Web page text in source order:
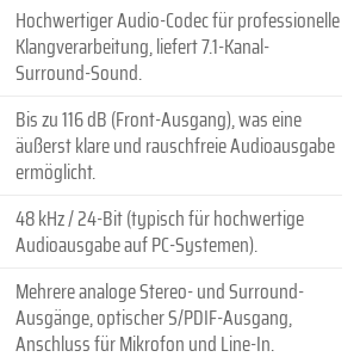
Hochwertiger Audio-Codec für professionelle
Klangverarbeitung, liefert 7.1-Kanal-
Surround-Sound.
Bis zu 116 dB (Front-Ausgang), was eine
äußerst klare und rauschfreie Audioausgabe
ermöglicht.
48 kHz / 24-Bit (typisch für hochwertige
Audioausgabe auf PC-Systemen).
Mehrere analoge Stereo- und Surround-
Ausgänge, optischer S/PDIF-Ausgang,
Anschluss für Mikrofon und Line-In.